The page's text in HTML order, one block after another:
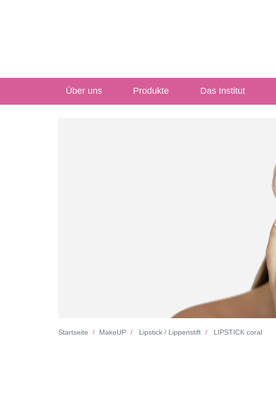
Über uns Produkte Das Institut
Startseite MakeUP Lipstick / Lippenstift LIPSTICK coral